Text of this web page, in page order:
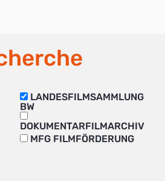
LANDESFILMSAMMLUNG
BW
DOKUMENTARFILMARCHIV
MFG FILMFÖRDERUNG